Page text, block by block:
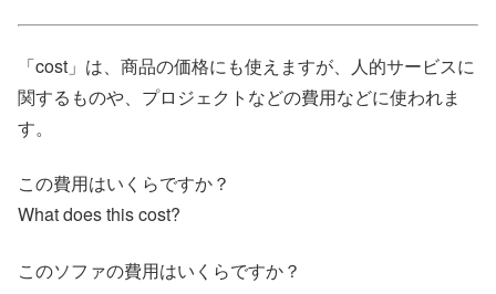
「cost」は、商品の価格にも使えますが、人的サービスに
関するものや、プロジェクトなどの費用などに使われま
す。
この費用はいくらですか？
What does this cost?
このソファの費用はいくらですか？